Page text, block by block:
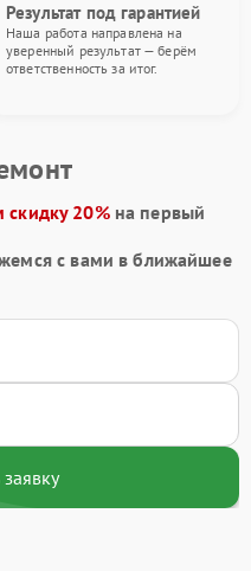
Результат под гарантией
Наша работа направлена на
уверенный результат — берём
ответственность за итог.
скидку 20%на первый
с вами в ближайшее